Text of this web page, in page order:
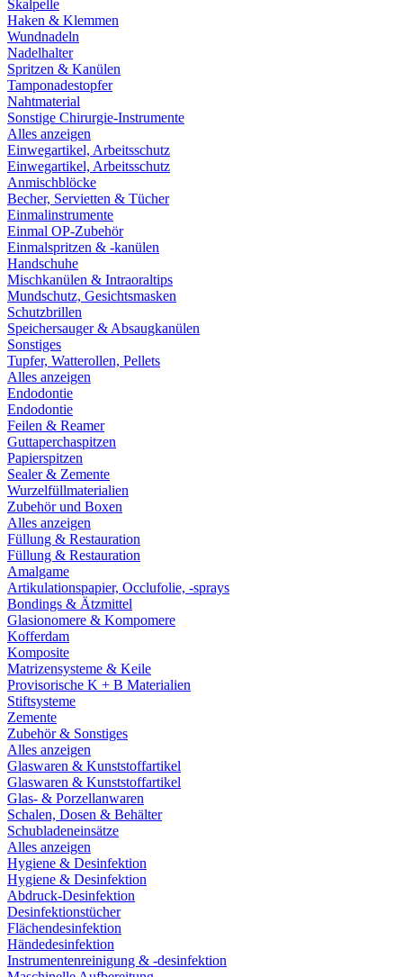
Skalpelle
Haken & Klemmen
Wundnadeln
Nadelhalter
Spritzen & Kanülen
Tamponadestopfer
Nahtmaterial
Sonstige Chirurgie-Instrumente
Alles anzeigen
Einwegartikel, Arbeitsschutz
Einwegartikel, Arbeitsschutz
Anmischblöcke
Becher, Servietten & Tücher
Einmalinstrumente
Einmal OP-Zubehör
Einmalspritzen & -kanülen
Handschuhe
Mischkanülen & Intraoraltips
Mundschutz, Gesichtsmasken
Schutzbrillen
Speichersauger & Absaugkanülen
Sonstiges
Tupfer, Watterollen, Pellets
Alles anzeigen
Endodontie
Endodontie
Feilen & Reamer
Guttaperchaspitzen
Papierspitzen
Sealer & Zemente
Wurzelfüllmaterialien
Zubehör und Boxen
Alles anzeigen
Füllung & Restauration
Füllung & Restauration
Amalgame
Artikulationspapier, Occlufolie, -sprays
Bondings & Ätzmittel
Glasionomere & Kompomere
Kofferdam
Komposite
Matrizensysteme & Keile
Provisorische K + B Materialien
Stiftsysteme
Zemente
Zubehör & Sonstiges
Alles anzeigen
Glaswaren & Kunststoffartikel
Glaswaren & Kunststoffartikel
Glas- & Porzellanwaren
Schalen, Dosen & Behälter
Schubladeneinsätze
Alles anzeigen
Hygiene & Desinfektion
Hygiene & Desinfektion
Abdruck-Desinfektion
Desinfektionstücher
Flächendesinfektion
Händedesinfektion
Instrumentenreinigung & -desinfektion